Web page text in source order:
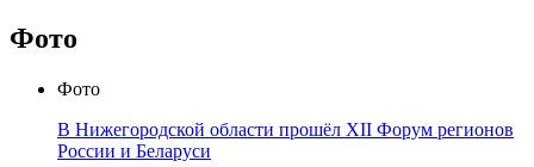
Фото
Фото
В Нижегородской области прошёл XII Форум регионов
России и Беларуси